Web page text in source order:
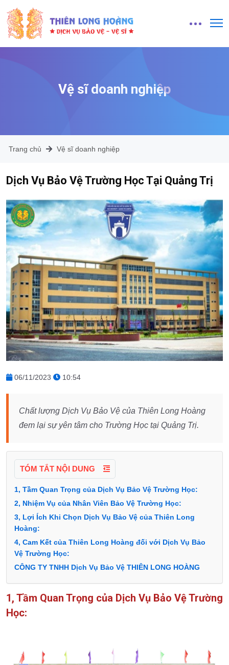
Vệ sĩ doanh nghiệp
Trang chủ Vệ sĩ doanh nghiệp
Dịch Vụ Bảo Vệ Trường Học Tại Quảng Trị
06/11/2023 10:54
Chất lượng Dịch Vụ Bảo Vệ của Thiên Long Hoàng
đem lại sự yên tâm cho Trường Học tại Quảng Trị.
TÓM TẮT NỘI DUNG
1, Tầm Quan Trọng của Dịch Vụ Bảo Vệ Trường Học:
2, Nhiệm Vụ của Nhân Viên Bảo Vệ Trường Học:
3, Lợi Ích Khi Chọn Dịch Vụ Bảo Vệ của Thiên Long
Hoàng:
4, Cam Kết của Thiên Long Hoàng đối với Dịch Vụ Bảo
Vệ Trường Học:
CÔNG TY TNHH Dịch Vụ Bảo Vệ THIÊN LONG HOÀNG
1, Tầm Quan Trọng của Dịch Vụ Bảo Vệ Trường
Học: